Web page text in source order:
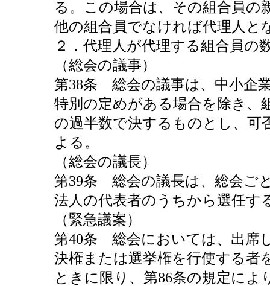
る。この場合は、その組合員の
他の組合員でなければ代理人と
２．代理人が代理する組合員の
（総会の議事）
第38条 総会の議事は、中小企
特別の定めがある場合を除き、
の過半数で決するものとし、可
よる。
（総会の議長）
第39条 総会の議長は、総会ご
法人の代表者のうちから選任す
（緊急議案）
第40条 総会においては、出席
決権または選挙権を行使する者
ときに限り、第86条の規定に